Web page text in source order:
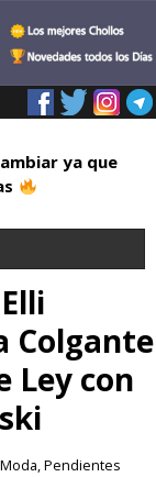
ya que
Colgante
Ley con
Moda,Pendientes